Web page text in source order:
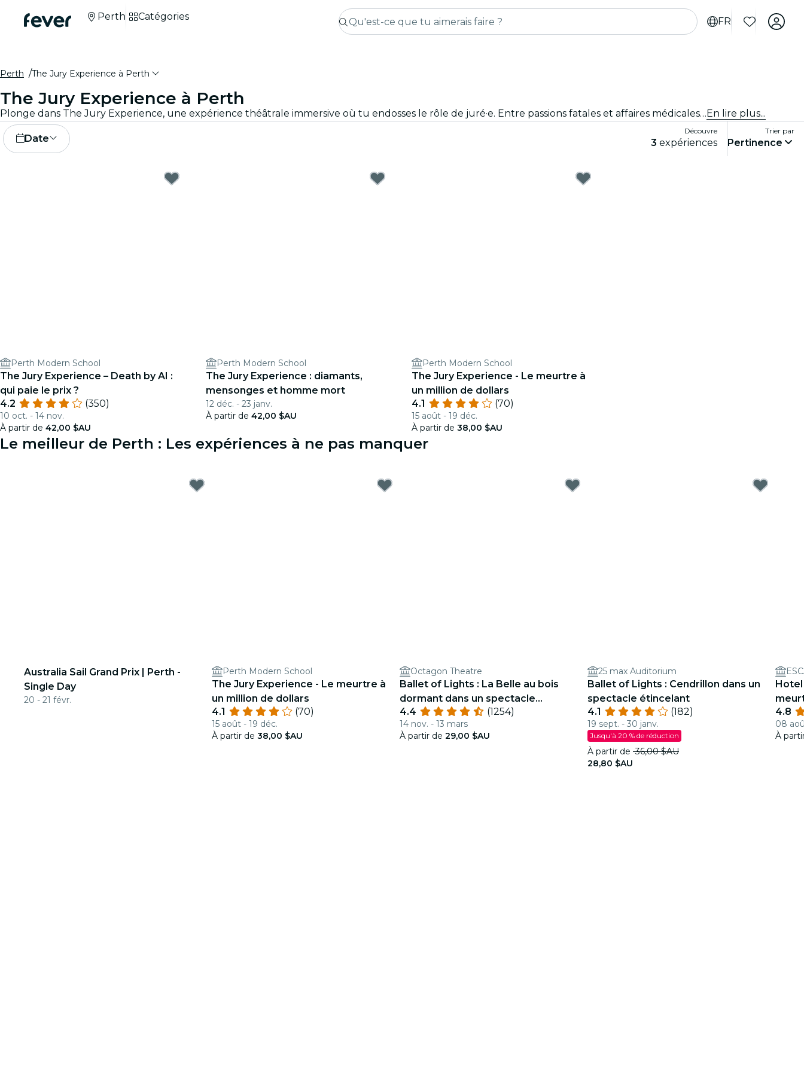
FR
Perth Catégories
Perth The Jury Experience à Perth
The Jury Experience à Perth
Plonge dans The Jury Experience, une expérience théâtrale immersive où tu endosses le rôle de juré·e. Entre passions fatales et affaires médicales controversées, chaque procès révèle son lot de secrets et de drames. À toi d’examiner les preuves, d’écouter les arguments et de décider du sort de l’accusé·e.En lire plus...
Date
Découvre
3 expériences
Trier par
Pertinence
Perth Modern School
The Jury Experience – Death by AI :
qui paie le prix ?
4.2
(350)
10 oct. - 14 nov.
À partir de 42,00 $AU
Perth Modern School
The Jury Experience : diamants,
mensonges et homme mort
12 déc. - 23 janv.
À partir de 42,00 $AU
Perth Modern School
The Jury Experience - Le meurtre à
un million de dollars
4.1
(70)
15 août - 19 déc.
À partir de 38,00 $AU
Le meilleur de Perth : Les expériences à ne pas manquer
Australia Sail Grand Prix | Perth -
Single Day
20 - 21 févr.
Perth Modern School
The Jury Experience - Le meurtre à
un million de dollars
4.1
(70)
15 août - 19 déc.
À partir de 38,00 $AU
Octagon Theatre
Ballet of Lights : La Belle au bois
dormant dans un spectacle
étincelant
4.4 (1254)
14 nov. - 13 mars
À partir de 29,00 $AU
25 max Auditorium
Ballet of Lights : Cendrillon dans un
spectacle étincelant
4.1
(182)
19 sept. - 30 janv.
Jusqu'à 20 % de réduction
À partir de 36,00 $AU
28,80 $AU
Hotel
4.8
08
À